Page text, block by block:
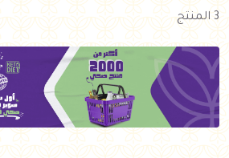
3 المنتج